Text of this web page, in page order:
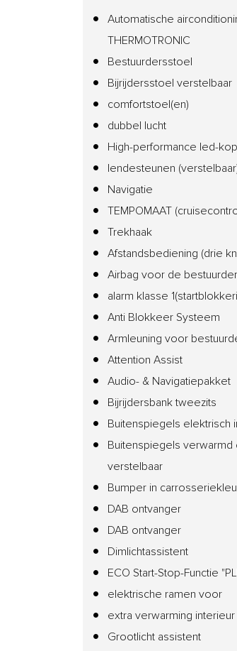
Automatische
THERMOTRONIC
Bestuurdersstoel
Bijrijdersstoel verstelbaar
comfortstoel(en)
dubbel lucht
High-performance led-
lendesteunen
Navigatie
TEMPOMAAT
Trekhaak
Afstandsbediening (drie
Airbag voor de bestuurder
alarm klasse
Anti Blokkeer Systeem
Armleuning voor
Attention Assist
Audio- & Navigatiepakket
Bijrijdersbank tweezits
Buitenspiegels elektrisch
Buitenspiegels verwarmd
verstelbaar
Bumper in
DAB ontvanger
DAB ontvanger
Dimlichtassistent
ECO Start-Stop-Functie
elektrische ramen voor
extra verwarming interieur
Grootlicht assistent